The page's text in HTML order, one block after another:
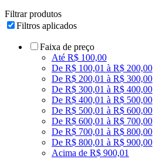
Filtrar produtos
Filtros aplicados
Faixa de preço
Até R$ 100,00
De R$ 100,01 à R$ 200,00
De R$ 200,01 à R$ 300,00
De R$ 300,01 à R$ 400,00
De R$ 400,01 à R$ 500,00
De R$ 500,01 à R$ 600,00
De R$ 600,01 à R$ 700,00
De R$ 700,01 à R$ 800,00
De R$ 800,01 à R$ 900,00
Acima de R$ 900,01